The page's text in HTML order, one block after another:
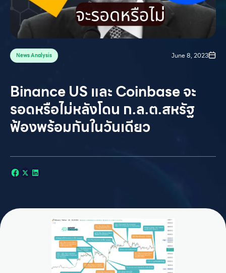
News Analysis June 8, 2023
Binance US และ Coinbase จะ
รอดหรือไม่หลังโดน ก.ล.ต.สหรัฐ
ฟ้องพร้อมกันในวันเดียว